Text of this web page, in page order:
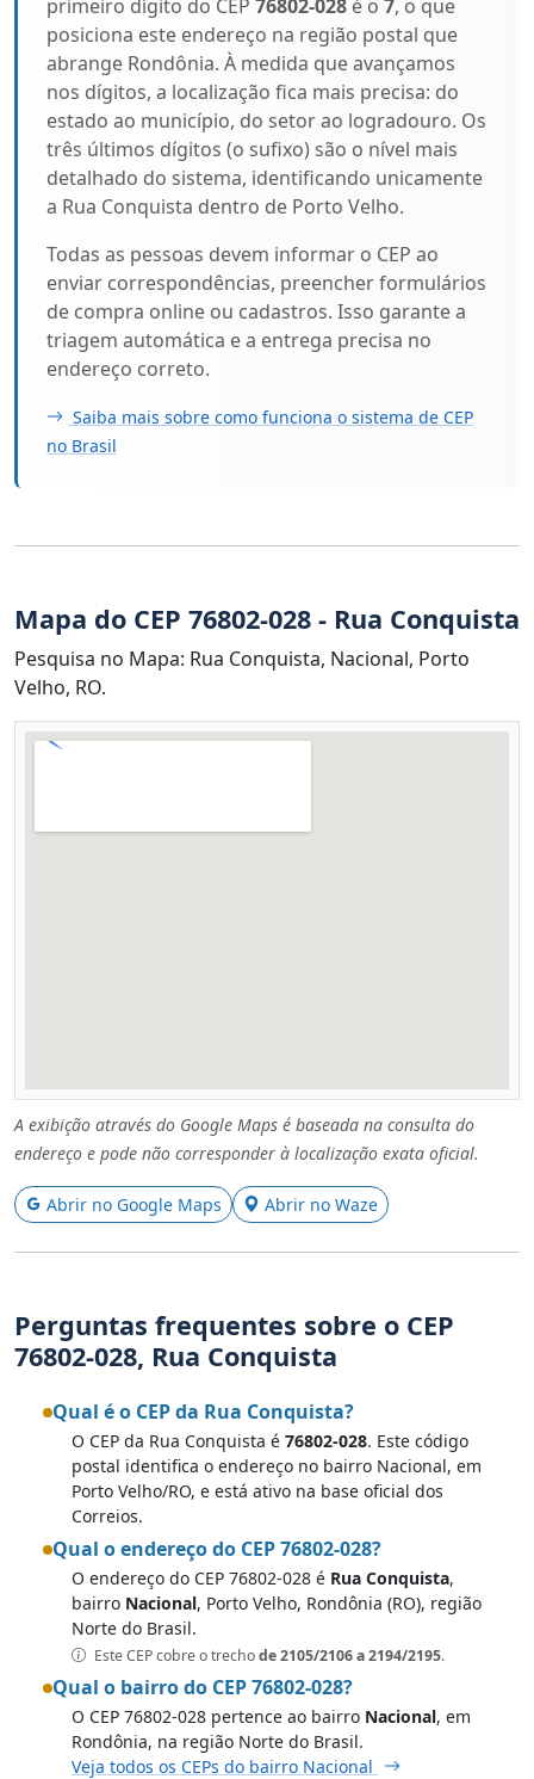
primeiro dígito do CEP 76802-028 é o 7, o que
posiciona este endereço na região postal que
abrange Rondônia. À medida que avançamos
nos dígitos, a localização fica mais precisa: do
estado ao município, do setor ao logradouro. Os
três últimos dígitos (o sufixo) são o nível mais
detalhado do sistema, identificando unicamente
a Rua Conquista dentro de Porto Velho.
Todas as pessoas devem informar o CEP ao
enviar correspondências, preencher formulários
de compra online ou cadastros. Isso garante a
triagem automática e a entrega precisa no
endereço correto.
Saiba mais sobre como funciona o sistema de CEP
no Brasil
Mapa do CEP 76802-028 - Rua Conquista
Pesquisa no Mapa: Rua Conquista, Nacional, Porto
Velho, RO.
A exibição através do Google Maps é baseada na consulta do
endereço e pode não corresponder à localização exata oficial.
Abrir no Google Maps Abrir no Waze
Perguntas frequentes sobre o CEP
76802-028, Rua Conquista
Qual é o CEP da Rua Conquista?
O CEP da Rua Conquista é 76802-028. Este código
postal identifica o endereço no bairro Nacional, em
Porto Velho/RO, e está ativo na base oficial dos
Correios.
Qual o endereço do CEP 76802-028?
O endereço do CEP 76802-028 é Rua Conquista,
bairro Nacional, Porto Velho, Rondônia (RO), região
Norte do Brasil.
Este CEP cobre o trechode 2105/2106 a 2194/2195.
Qual o bairro do CEP 76802-028?
O CEP 76802-028 pertence ao bairro Nacional, em
Rondônia, na região Norte do Brasil.
Veja todos os CEPs do bairro Nacional